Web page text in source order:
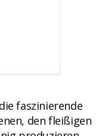
faszinierende
den fleißigen